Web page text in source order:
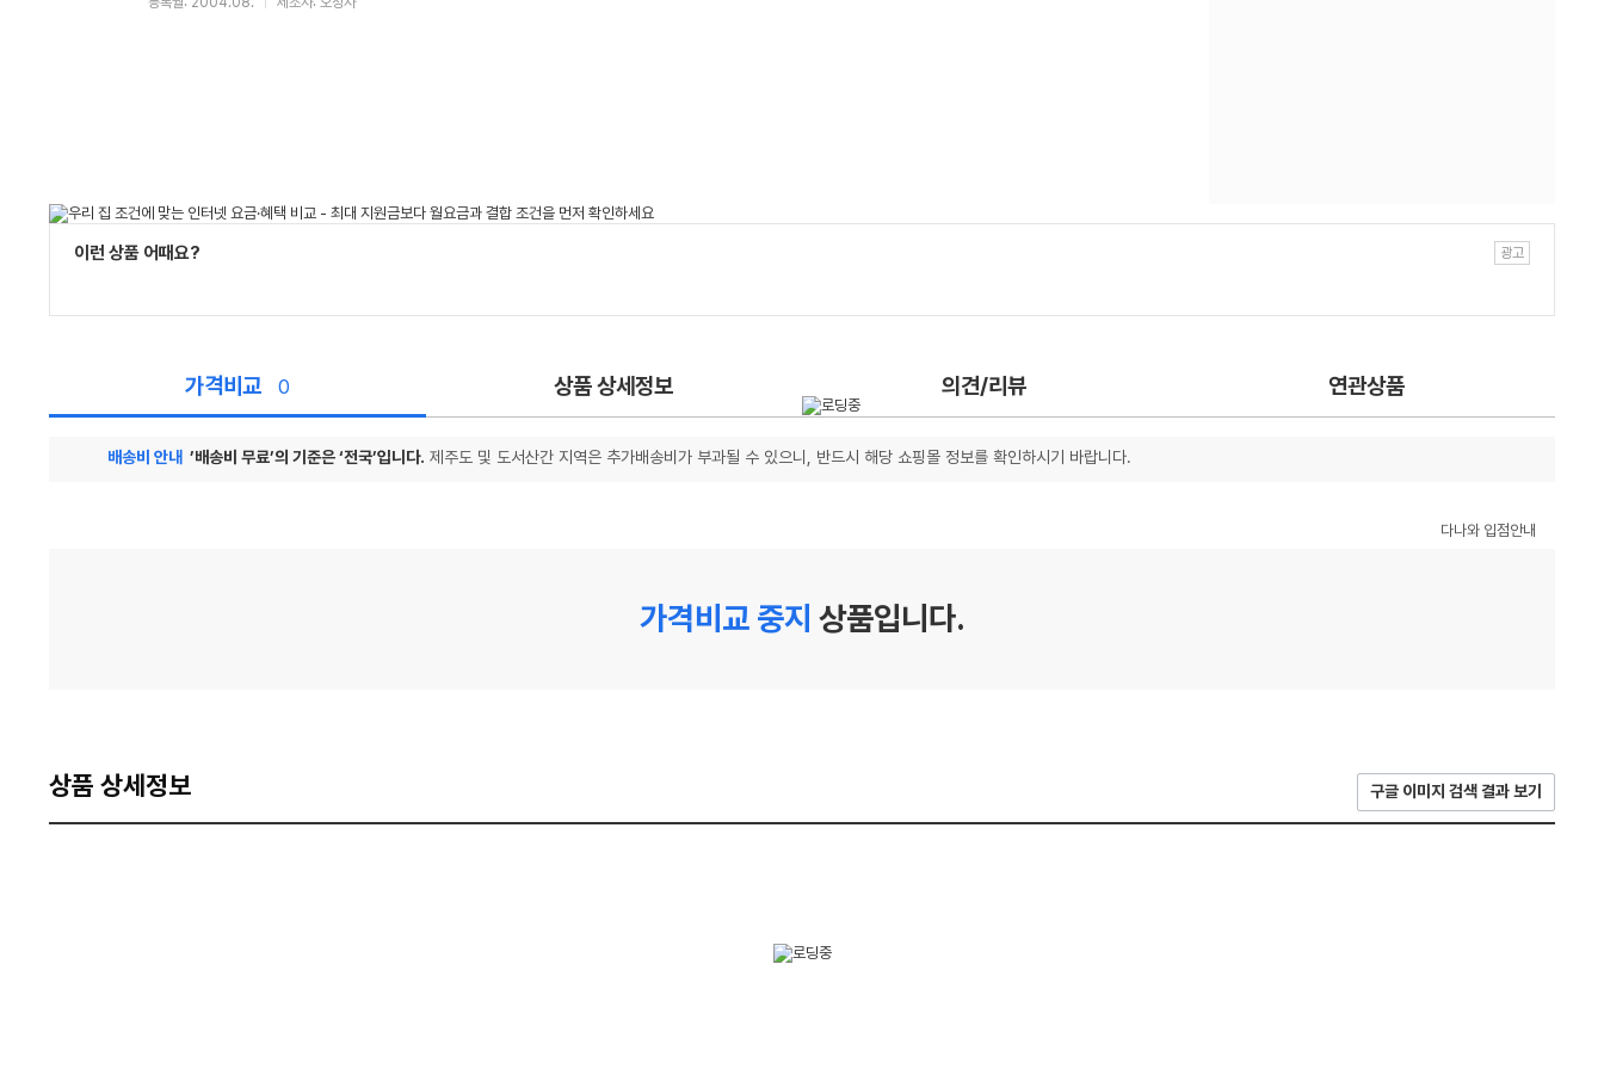
이런 상품 어때요?
가격비교 0 상품 상세정보 의견/리뷰 연관상품
배송비 안내 ’배송비 무료’의 기준은 ‘전국’입니다. 제주도 및 도서산간 지역은 추가배송비가 부과될 수 있으니, 반드시 해당 쇼핑몰 정보를 확인하시기 바랍니다.
다나와 입점안내
가격비교 중지 상품입니다.
상품 상세정보 구글 이미지 검색 결과 보기